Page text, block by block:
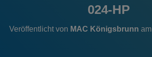
024-HP
Veröffentlicht von MAC Königsbrunn am